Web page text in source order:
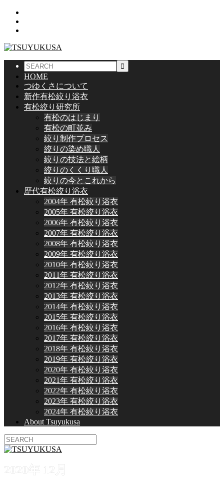
HOME
つゆくさについて
新作有松絞り浴衣
有松絞り研究所
有松のはじまり
有松の町並み
絞り制作プロセス
絞りの染め職人
絞りの技法と絵柄
絞りのくくり職人
絞りの今とこれから
歴代有松絞り浴衣
2004年 有松絞り浴衣
2005年 有松絞り浴衣
2006年 有松絞り浴衣
2007年 有松絞り浴衣
2008年 有松絞り浴衣
2009年 有松絞り浴衣
2010年 有松絞り浴衣
2011年 有松絞り浴衣
2012年 有松絞り浴衣
2013年 有松絞り浴衣
2014年 有松絞り浴衣
2015年 有松絞り浴衣
2016年 有松絞り浴衣
2017年 有松絞り浴衣
2018年 有松絞り浴衣
2019年 有松絞り浴衣
2020年 有松絞り浴衣
2021年 有松絞り浴衣
2022年 有松絞り浴衣
2023年 有松絞り浴衣
2024年 有松絞り浴衣
About Tsuyukusa
2020年 12月